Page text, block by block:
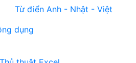
Từ điển Anh - Nhật - Việt
dụng